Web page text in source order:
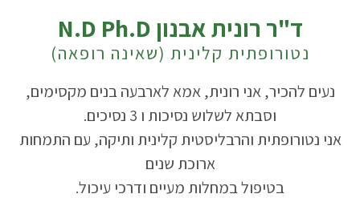
ד"ר רונית אבנון N.D Ph.D
נטורופתית קלינית (שאינה רופאה)
נעים להכיר, אני רונית, אמא לארבעה בנים מקסימים,
וסבתא לשלוש נסיכות ו 3 נסיכים.
אני נטורופתית והרבליסטית קלינית ותיקה, עם התמחות
ארוכת שנים
בטיפול במחלות מעיים ודרכי עיכול.